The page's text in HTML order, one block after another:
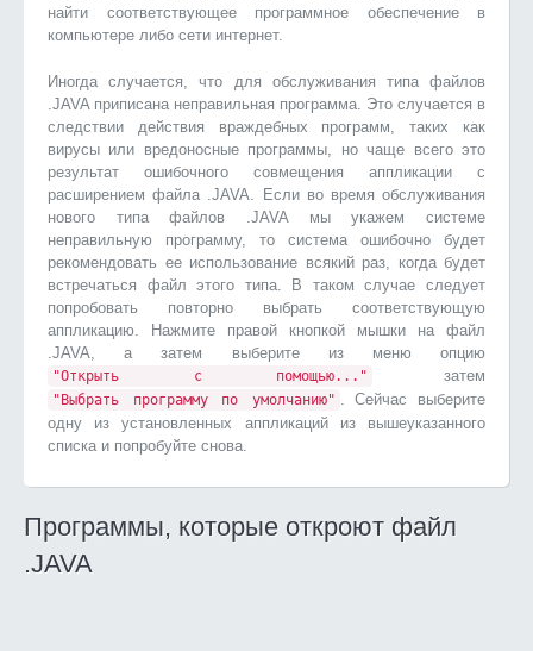
найти соответствующее программное обеспечение в
компьютере либо сети интернет.
Иногда случается, что для обслуживания типа файлов
.JAVA приписана неправильная программа. Это случается в
следствии действия враждебных программ, таких как
вирусы или вредоносные программы, но чаще всего это
результат ошибочного совмещения аппликации с
расширением файла .JAVA. Если во время обслуживания
нового типа файлов .JAVA мы укажем системе
неправильную программу, то система ошибочно будет
рекомендовать ее использование всякий раз, когда будет
встречаться файл этого типа. В таком случае следует
попробовать повторно выбрать соответствующую
аппликацию. Нажмите правой кнопкой мышки на файл
.JAVA, а затем выберите из меню опцию
"Открыть с помощью..." затем
"Выбрать программу по умолчанию" . Сейчас выберите
одну из установленных аппликаций из вышеуказанного
списка и попробуйте снова.
Программы, которые откроют файл
.JAVA